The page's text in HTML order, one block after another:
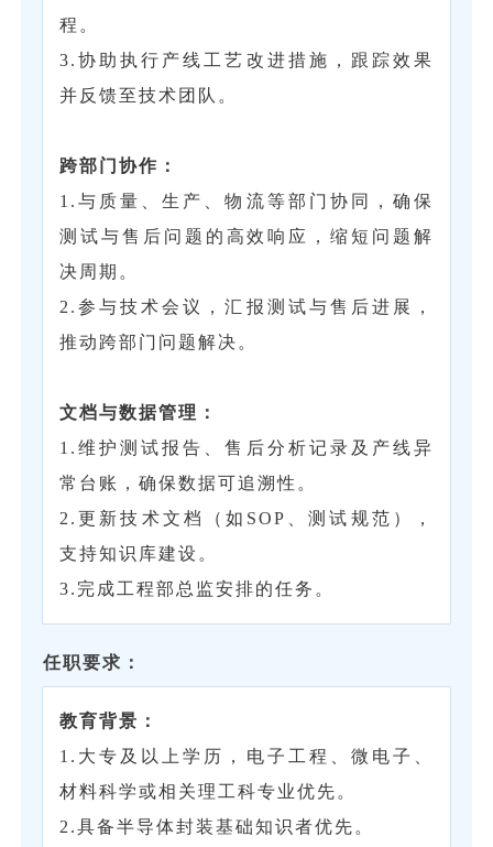
程。
3.协助执行产线工艺改进措施，跟踪效果
并反馈至技术团队。
‌跨部门协作‌：
1.与质量、生产、物流等部门协同，确保
测试与售后问题的高效响应，缩短问题解
决周期。
2.参与技术会议，汇报测试与售后进展，
推动跨部门问题解决。
‌文档与数据管理‌：
1.维护测试报告、售后分析记录及产线异
常台账，确保数据可追溯性。
2.更新技术文档（如SOP、测试规范），
支持知识库建设。
3.完成工程部总监安排的任务。
任职要求：
教育背景‌：
1.大专及以上学历，电子工程、微电子、
材料科学或相关理工科专业优先。
2.具备半导体封装基础知识者优先。